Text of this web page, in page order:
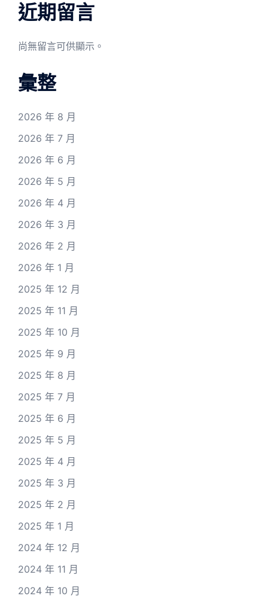
近期留言
尚無留言可供顯示。
彙整
2026 年 8 月
2026 年 7 月
2026 年 6 月
2026 年 5 月
2026 年 4 月
2026 年 3 月
2026 年 2 月
2026 年 1 月
2025 年 12 月
2025 年 11 月
2025 年 10 月
2025 年 9 月
2025 年 8 月
2025 年 7 月
2025 年 6 月
2025 年 5 月
2025 年 4 月
2025 年 3 月
2025 年 2 月
2025 年 1 月
2024 年 12 月
2024 年 11 月
2024 年 10 月